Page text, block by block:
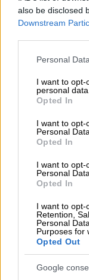
also be disclosed
Downstream
Please note that
not limited to
grant or deny
use your data for
consent section.
Personal
I want to opt-
personal data.
Opted In
I want to opt-
Personal Data.
Opted In
I want to opt-
Personal
Opted In
I want to opt-
Retention,
Personal
Purposes for
Opted Out
Google
Ελλάδα|
Εξετάζουν
ρίξει η